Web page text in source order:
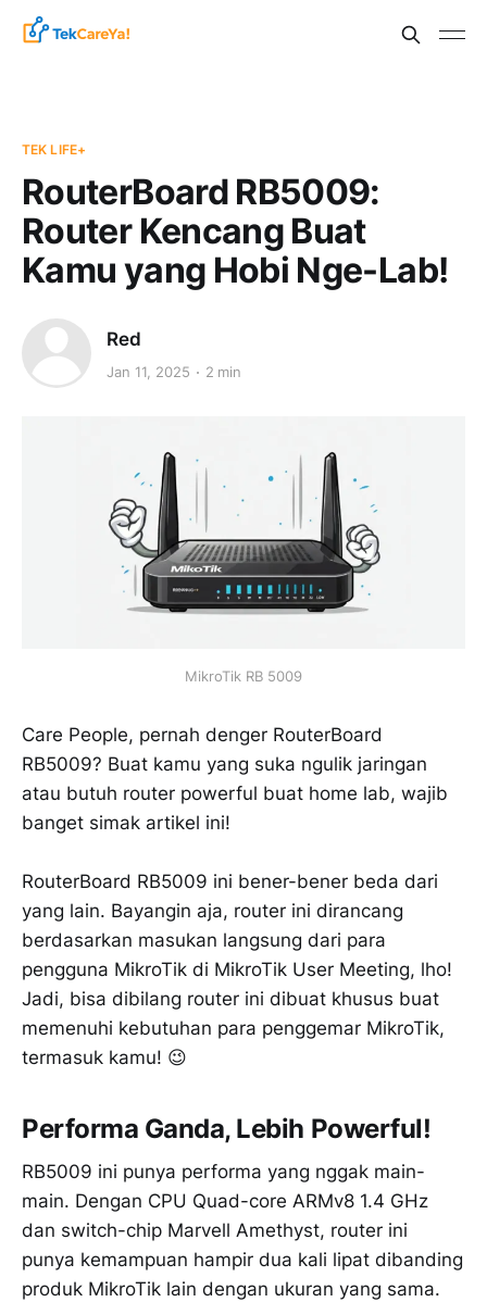
TEK LIFE+
RouterBoard RB5009:
Router Kencang Buat
Kamu yang Hobi Nge-Lab!
Red
Jan 11, 2025 2 min
MikroTik RB 5009
Care People, pernah denger RouterBoard
RB5009? Buat kamu yang suka ngulik jaringan
atau butuh router powerful buat home lab, wajib
banget simak artikel ini!
RouterBoard RB5009 ini bener-bener beda dari
yang lain. Bayangin aja, router ini dirancang
berdasarkan masukan langsung dari para
pengguna MikroTik di MikroTik User Meeting, lho!
Jadi, bisa dibilang router ini dibuat khusus buat
memenuhi kebutuhan para penggemar MikroTik,
termasuk kamu! 😉
Performa Ganda, Lebih Powerful!
RB5009 ini punya performa yang nggak main-
main. Dengan CPU Quad-core ARMv8 1.4 GHz
dan switch-chip Marvell Amethyst, router ini
punya kemampuan hampir dua kali lipat dibanding
produk MikroTik lain dengan ukuran yang sama.